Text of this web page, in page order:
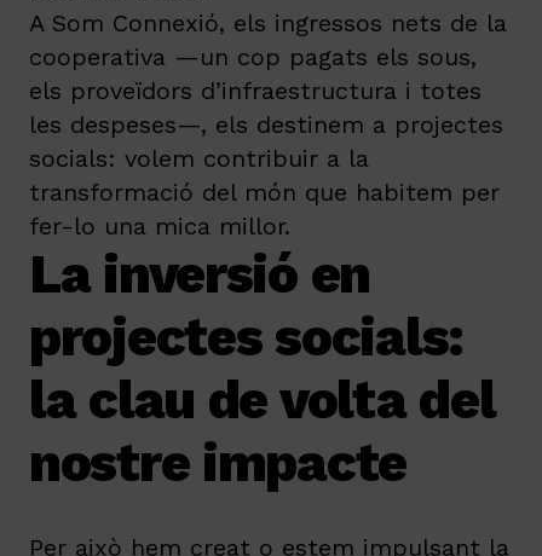
A Som Connexió, els ingressos nets de la
cooperativa —un cop pagats els sous,
els proveïdors d’infraestructura i totes
les despeses—, els destinem a projectes
socials: volem contribuir a la
transformació del món que habitem per
fer-lo una mica millor.
La inversió en
projectes socials:
la clau de volta del
nostre impacte
Per això hem creat o estem impulsant la